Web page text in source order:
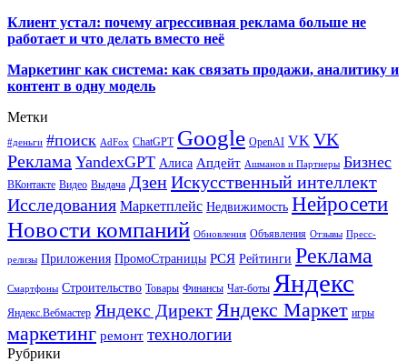
Клиент устал: почему агрессивная реклама больше не
работает и что делать вместо неё
Маркетинг как система: как связать продажи, аналитику и
контент в одну модель
Метки
#деньги #поиск AdFox ChatGPT Google OpenAI VK VK
Реклама YandexGPT Алиса Апдейт Ашманов и Партнеры Бизнес
ВКонтакте Видео Выдача ДзенИскусственный интеллект
Исследования Маркетплейс Недвижимость Нейросети
Новости компаний Обновления Объявления Отзывы Пресс-
релизы Приложения ПромоСтраницы РСЯ Рейтинги Реклама
Смартфоны Строительство Товары Финансы Чат-боты Яндекс
Яндекс.Вебмастер Яндекс Директ Яндекс Маркет игры
маркетинг ремонт технологии
Рубрики